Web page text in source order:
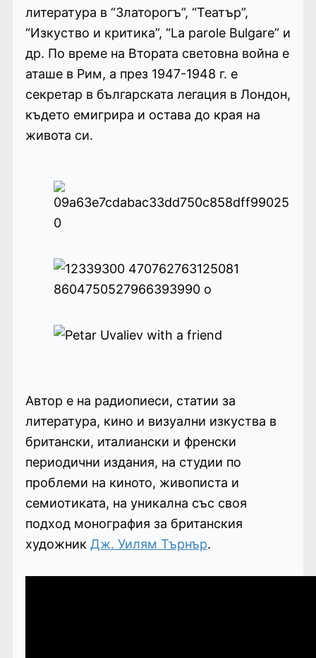
литература в “Златорогъ”, “Театър”,
“Изкуство и критика”, “La parole Bulgare” и
др. По време на Втората световна война е
аташе в Рим, а през 1947-1948 г. е
секретар в българската легация в Лондон,
където емигрира и остава до края на
живота си.
Автор е на радиопиеси, статии за
литература, кино и визуални изкуства в
британски, италиански и френски
периодични издания, на студии по
проблеми на киното, живописта и
семиотиката, на уникална със своя
подход монография за британския
художник Дж. Уилям Търнър.